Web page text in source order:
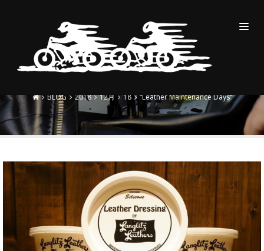
“LEATHER MAINTENANCE
DAYS”
BLOG 2018 12月 18 “Leather Maintenance Days”